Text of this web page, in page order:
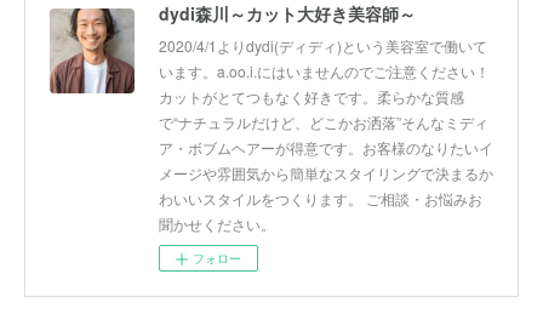
dydi森川～カット大好き美容師～
2020/4/1よりdydi(ディディ)という美容室で働いて
います。a.oo.i.にはいませんのでご注意ください！
カットがとてつもなく好きです。柔らかな質感
で“ナチュラルだけど、どこかお洒落”そんなミディ
ア・ボブムヘアーが得意です。お客様のなりたいイ
メージや雰囲気から簡単なスタイリングで決まるか
わいいスタイルをつくります。 ご相談・お悩みお
聞かせください。
フォロー